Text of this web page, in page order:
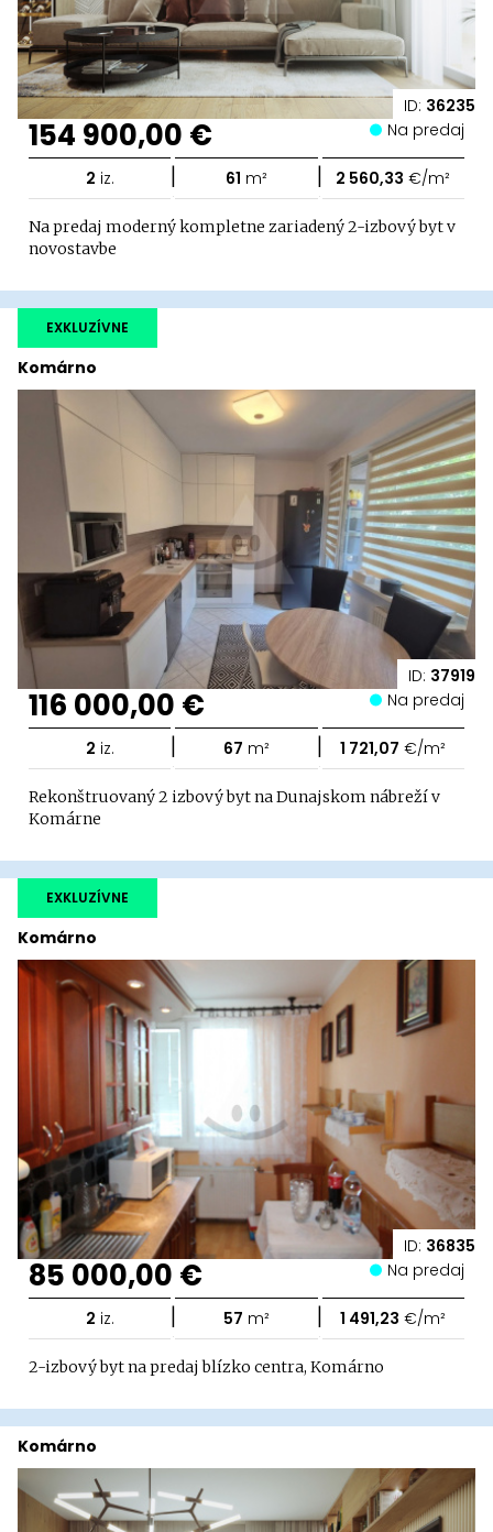
ID: 36235
154 900,00 € Na predaj
2 iz. | 61 m² | 2 560,33 €/m²
Na predaj moderný kompletne zariadený 2-izbový byt v
novostavbe
ID: 37919
Komárno
EXKLUZÍVNE
116 000,00 € Na predaj
2 iz. | 67 m² | 1 721,07 €/m²
Rekonštruovaný 2 izbový byt na Dunajskom nábreží v
Komárne
ID: 36835
Komárno
EXKLUZÍVNE
85 000,00 € Na predaj
2 iz. | 57 m² | 1 491,23 €/m²
2-izbový byt na predaj blízko centra, Komárno
Komárno